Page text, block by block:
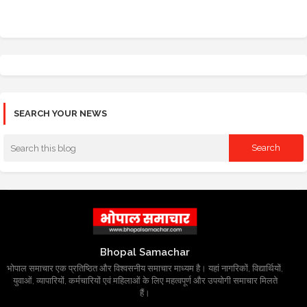
SEARCH YOUR NEWS
Bhopal Samachar
भोपाल समाचार एक प्रतिष्ठित और विश्वसनीय समाचार माध्यम है। यहां नागरिकों, विद्यार्थियों,
युवाओं, व्यापारियों, कर्मचारियों एवं महिलाओं के लिए महत्वपूर्ण और उपयोगी समाचार मिलते
हैं।